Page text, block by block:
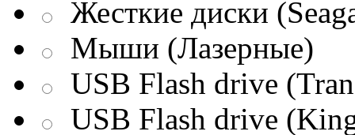
Жесткие диски
Мыши (Лазерные)
USB Flash drive
USB Flash drive